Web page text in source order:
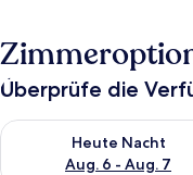
Überprüfe die
Heute Nacht
Aug. 6 - Aug. 7
Überprüfe die